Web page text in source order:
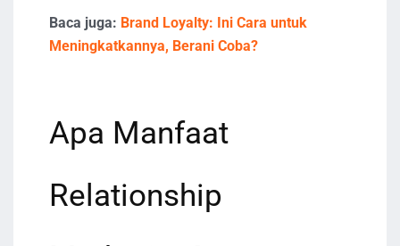
Baca juga: Brand Loyalty: Ini Cara untuk
Meningkatkannya, Berani Coba?
Apa Manfaat
Relationship